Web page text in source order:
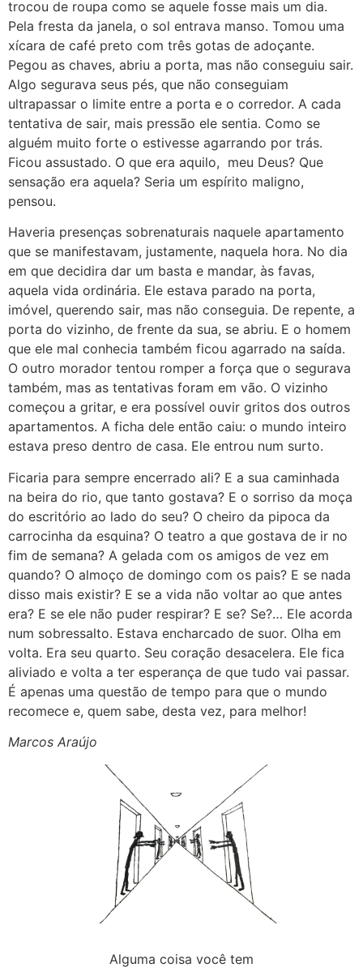
trocou de roupa como se aquele fosse mais um dia.
Pela fresta da janela, o sol entrava manso. Tomou uma
xícara de café preto com três gotas de adoçante.
Pegou as chaves, abriu a porta, mas não conseguiu sair.
Algo segurava seus pés, que não conseguiam
ultrapassar o limite entre a porta e o corredor. A cada
tentativa de sair, mais pressão ele sentia. Como se
alguém muito forte o estivesse agarrando por trás.
Ficou assustado. O que era aquilo, meu Deus? Que
sensação era aquela? Seria um espírito maligno,
pensou.
Haveria presenças sobrenaturais naquele apartamento
que se manifestavam, justamente, naquela hora. No dia
em que decidira dar um basta e mandar, às favas,
aquela vida ordinária. Ele estava parado na porta,
imóvel, querendo sair, mas não conseguia. De repente, a
porta do vizinho, de frente da sua, se abriu. E o homem
que ele mal conhecia também ficou agarrado na saída.
O outro morador tentou romper a força que o segurava
também, mas as tentativas foram em vão. O vizinho
começou a gritar, e era possível ouvir gritos dos outros
apartamentos. A ficha dele então caiu: o mundo inteiro
estava preso dentro de casa. Ele entrou num surto.
Ficaria para sempre encerrado ali? E a sua caminhada
na beira do rio, que tanto gostava? E o sorriso da moça
do escritório ao lado do seu? O cheiro da pipoca da
carrocinha da esquina? O teatro a que gostava de ir no
fim de semana? A gelada com os amigos de vez em
quando? O almoço de domingo com os pais? E se nada
disso mais existir? E se a vida não voltar ao que antes
era? E se ele não puder respirar? E se? Se?… Ele acorda
num sobressalto. Estava encharcado de suor. Olha em
volta. Era seu quarto. Seu coração desacelera. Ele fica
aliviado e volta a ter esperança de que tudo vai passar.
É apenas uma questão de tempo para que o mundo
recomece e, quem sabe, desta vez, para melhor!
Marcos Araújo
Alguma coisa você tem